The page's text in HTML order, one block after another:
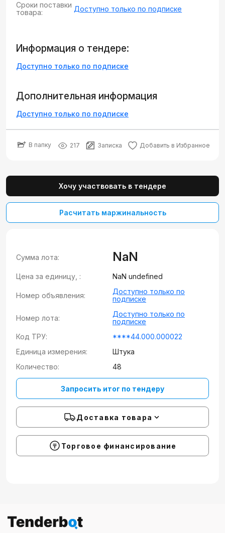
Сроки поставки
товара:
Доступно только по подписке
Информация о тендере:
Доступно только по подписке
Дополнительная информация
Доступно только по подписке
В папку 217 Записка Добавить в Избранное
Хочу участвовать в тендере
Расчитать маржинальность
Сумма лота: NaN
Цена за единицу, : NaN undefined
Номер объявления:
Доступно только по
подписке
Номер лота:
Доступно только по
подписке
Код ТРУ:
****44.000.000022
Единица измерения:
Штука
Количество:
48
Запросить итог по тендеру
Доставка товара
Торговое финансирование